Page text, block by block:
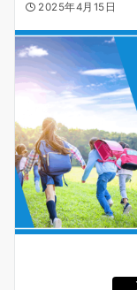
2025年4月15日